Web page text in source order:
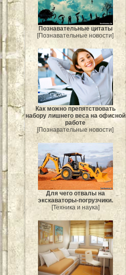
Познавательные цитаты
[Познавательные новости]
Как можно препятствовать
набору лишнего веса на офисной
работе
[Познавательные новости]
Для чего отвалы на
экскаваторы-погрузчики.
[Техника и наука]